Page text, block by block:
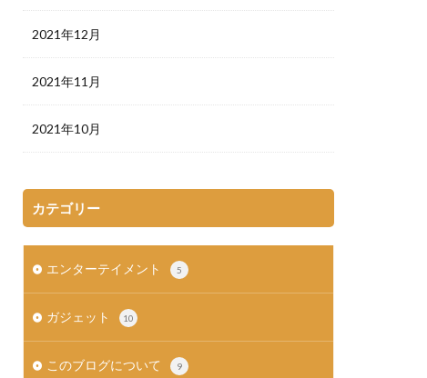
2021年12月
2021年11月
2021年10月
カテゴリー
エンターテイメント 5
ガジェット 10
このブログについて 9